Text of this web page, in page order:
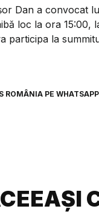
Dan a convocat
loc la ora 15:00,
participa la
ROMÂNIA PE